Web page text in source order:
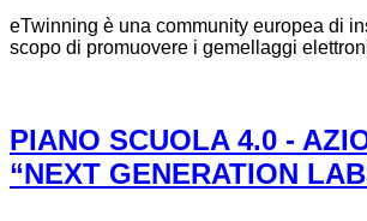
eTwinning è una community europea di
scopo di promuovere i gemellaggi
PIANO SCUOLA 4.0 -
“NEXT GENERATION